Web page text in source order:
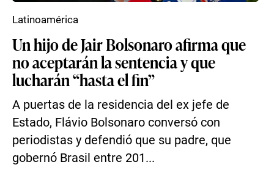
Un hijo de Jair Bolsonaro afirma que
no aceptarán la sentencia y que
lucharán “hasta el fin”
A puertas de la residencia del ex jefe de
Estado, Flávio Bolsonaro conversó con
periodistas y defendió que su padre, que
gobernó Brasil entre 201...
Latinoamérica